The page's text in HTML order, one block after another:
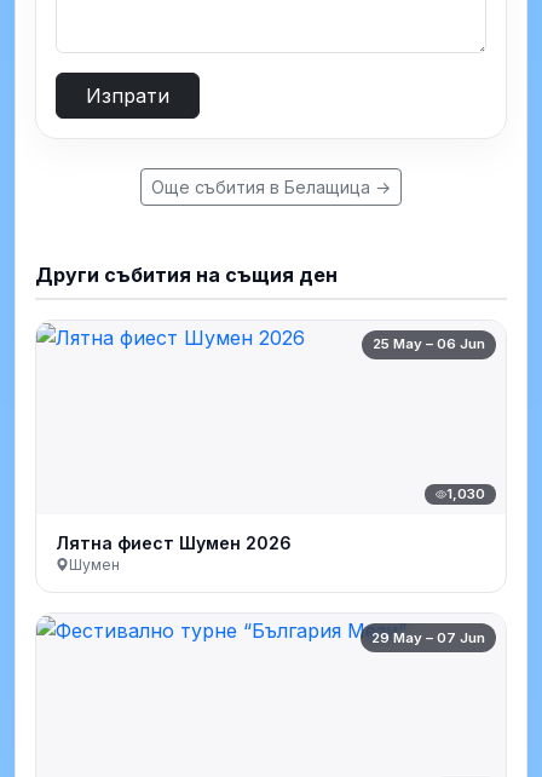
Изпрати
Още събития в Белащица →
Други събития на същия ден
25 May – 06 Jun
1,030
Лятна фиест Шумен 2026
Шумен
29 May – 07 Jun